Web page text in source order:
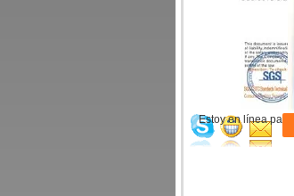
Estoy en línea para